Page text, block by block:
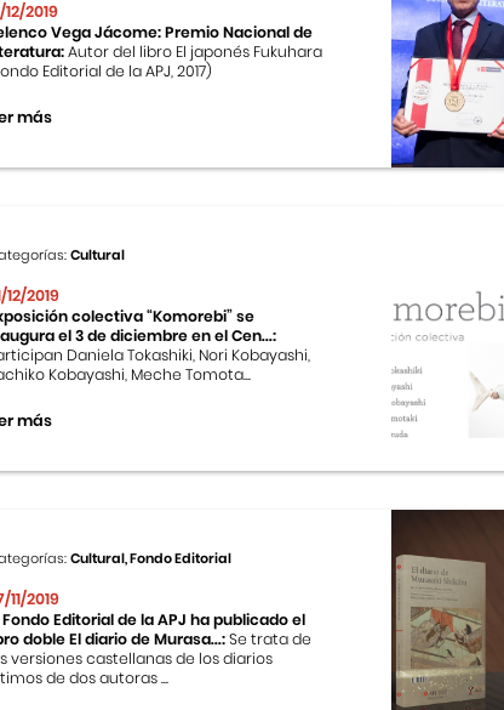
12/2019
Vega Jácome: Premio Nacional de
Autor del libro El japonés Fukuhara
Editorial de la APJ, 2017)
más
Cultural
12/2019
colectiva “Komorebi” se
el 3 de diciembre en el Cen...:
Daniela Tokashiki, Nori Kobayashi,
Kobayashi, Meche Tomota...
más
Cultural, Fondo Editorial
11/2019
Fondo Editorial de la APJ ha publicado el
doble El diario de Murasa...:Se trata de
versiones castellanas de los diarios
de dos autoras ...